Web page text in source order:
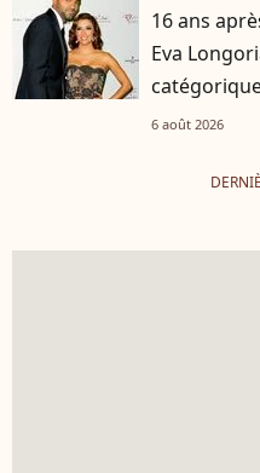
16 ans
Eva
6 août 2026